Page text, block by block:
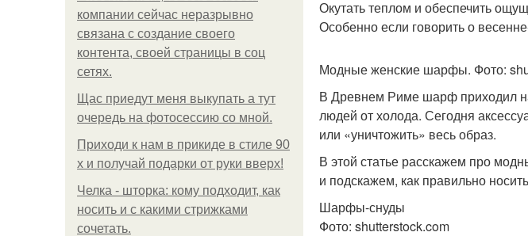
компании сейчас неразрывно
связана с создание своего
контента, своей страницы в соц
сетях.
Щас приедут меня выкупать а тут
очередь на фотосессию со мной.
Приходи к нам в прикиде в стиле 90
х и получай подарки от руки вверх!
Челка - шторка: кому подходит, как
носить и с какими стрижками
сочетать.
Окутать теплом и обеспечить
Особенно если говорить о
Модные женские шарфы. Фото:
В Древнем Риме шарф приходил
людей от холода. Сегодня
или «уничтожить» весь образ.
В этой статье расскажем про
и подскажем, как правильно
Шарфы-снуды
Фото: shutterstock.com